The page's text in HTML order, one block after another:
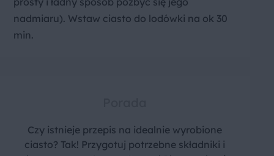
nadmiaru). Wstaw ciasto do lodówki na ok 30
min.
Czy istnieje przepis na idealnie wyrobione
ciasto? Tak! Przygotuj potrzebne składniki i